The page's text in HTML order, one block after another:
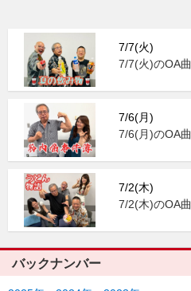
7/7(火)
7/7(火)のOA曲
7/6(月)
7/6(月)のOA曲
7/2(木)
7/2(木)のOA曲
バックナンバー